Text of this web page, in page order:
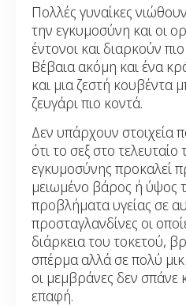
Πολλές γυναίκες
την εγκυμοσύνη και οι
έντονοι και διαρκούν
Βέβαια ακόμη και ένα
και μια ζεστή κουβέντα
ζευγάρι πιο κοντά.
Δεν υπάρχουν στοιχεία
ότι το σεξ στο τελευταίο
εγκυμοσύνης προκαλεί
μειωμένο βάρος ή ύψος
προβλήματα υγείας σε
προσταγλανδίνες οι
διάρκεια του τοκετού,
σπέρμα αλλά σε πολύ
οι μεμβράνες δεν σπάνε
επαφή.